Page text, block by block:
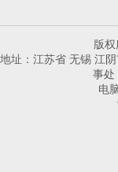
版
地址：江苏省 无锡 江
事处
电